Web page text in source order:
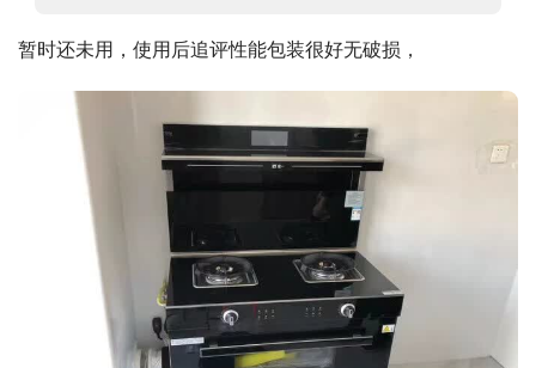
暂时还未用，使用后追评性能包装很好无破损，